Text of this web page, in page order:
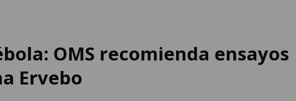
OMS recomienda ensayos
Ervebo